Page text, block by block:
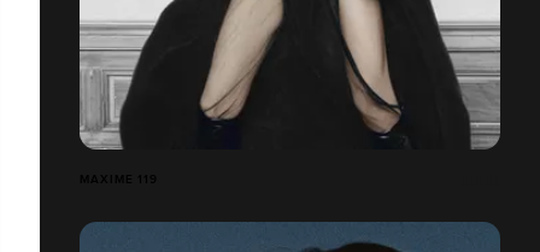
MAXIME 119